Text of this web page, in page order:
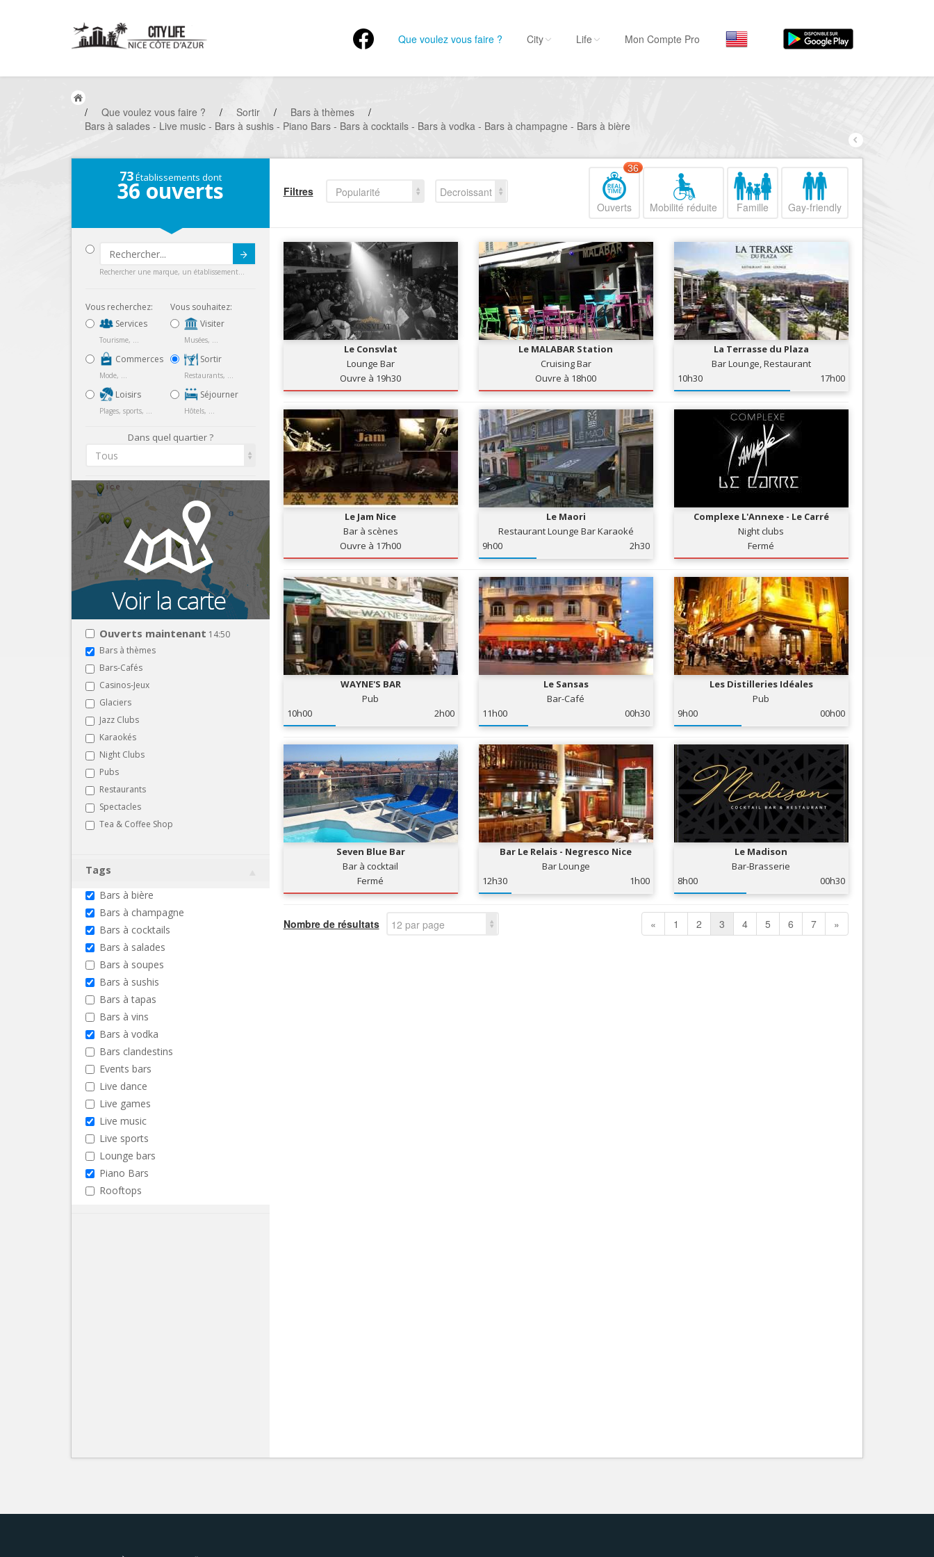
Que voulez vous faire ?
Musées, ...
Sortir
Commerces
Mode, ...
Loisirs
Plages, sports, ...
Services
Tourisme, ...
Nice Promenade du
Nice le Port
Nice le Vieux Nice
Nice le petit Marais Niçois
Nice la plaine du Var
Nice le Carré d’Or
City Life Mon Compte Pro
/ Que voulez vous faire ? / Sortir / Bars à thèmes
/
Bars à salades - Live music - Bars à sushis - Piano Bars - Bars à cocktails - Bars à vodka - Bars à champagne - Bars à bière
73Établissements dont
36 ouverts
Rechercher une marque, un établissement...
Vous recherchez:
Services
Tourisme, ...
Commerces
Mode, ...
Loisirs
Plages, sports, ...
Vous souhaitez:
Visiter
Musées, ...
Sortir
Restaurants, ...
Séjourner
Hôtels, ...
Dans quel quartier ?
Tous
Ouverts maintenant 14:50
Bars à thèmes
Bars-Cafés
Casinos-Jeux
Glaciers
Jazz Clubs
Karaokés
Night Clubs
Pubs
Restaurants
Spectacles
Tea & Coffee Shop
Tags
Bars à bière
Bars à champagne
Bars à cocktails
Bars à salades
Bars à soupes
Bars à sushis
Bars à tapas
Bars à vins
Bars à vodka
Bars clandestins
Events bars
Live dance
Live games
Live music
Live sports
Lounge bars
Piano Bars
Rooftops
Filtres Popularité
Decroissant
Ouverts
36
Mobilité réduite Famille Gay-friendly
Le Consvlat
Lounge Bar
Ouvre à 19h30
Le MALABAR Station
Cruising Bar
Ouvre à 18h00
La Terrasse du Plaza
Bar Lounge, Restaurant
10h30
17h00
Le Jam Nice
Bar à scènes
Ouvre à 17h00
Le Maori
Restaurant Lounge Bar Karaoké
9h00
2h30
Complexe L'Annexe - Le Carré
Night clubs
Fermé
WAYNE'S BAR
Pub
10h00
2h00
Le Sansas
Bar-Café
11h00
00h30
Les Distilleries Idéales
Pub
9h00
00h00
Seven Blue Bar
Bar à cocktail
Fermé
Bar Le Relais - Negresco Nice
Bar Lounge
12h30
1h00
Le Madison
Bar-Brasserie
8h00
00h30
Nombre de résultats 12 par page « 1 2 3 4 5 6 7 »